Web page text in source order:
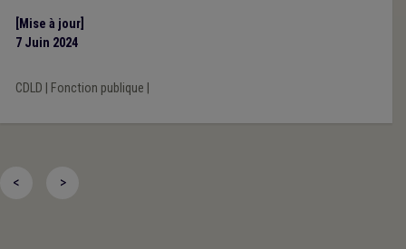
[Mise à jour]
7 Juin 2024
CDLD Fonction publique
< >